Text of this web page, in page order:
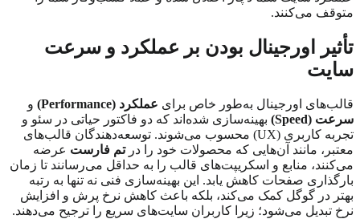
متوقف می‌کنند.
تأثیر اورجینال بودن بر عملکرد و سرعت
سایت
قالب‌های اورجینال به‌طور خاص برای عملکرد (Performance
) و
سرعت (Speed
) بهینه‌سازی شده‌اند که دو فاکتور حیاتی در سئو و
تجربه کاربری (UX) محسوب می‌شوند. توسعه‌دهندگان قالب‌های
معتبر، مانند آن‌هایی که محصولات خود را درتم فارست عرضه
می‌کنند، منابع و اسکریپت‌های قالب را به حداقل می‌رسانند تا زمان
بارگذاری صفحات کاهش یابد. این بهینه‌سازی فنی نه تنها به رتبه
بهتر در گوگل کمک می‌کند، بلکه باعث کاهش نرخ پرش و افزایش
نرخ تبدیل می‌شود؛ زیرا کاربران سایت‌های سریع را ترجیح می‌دهند.